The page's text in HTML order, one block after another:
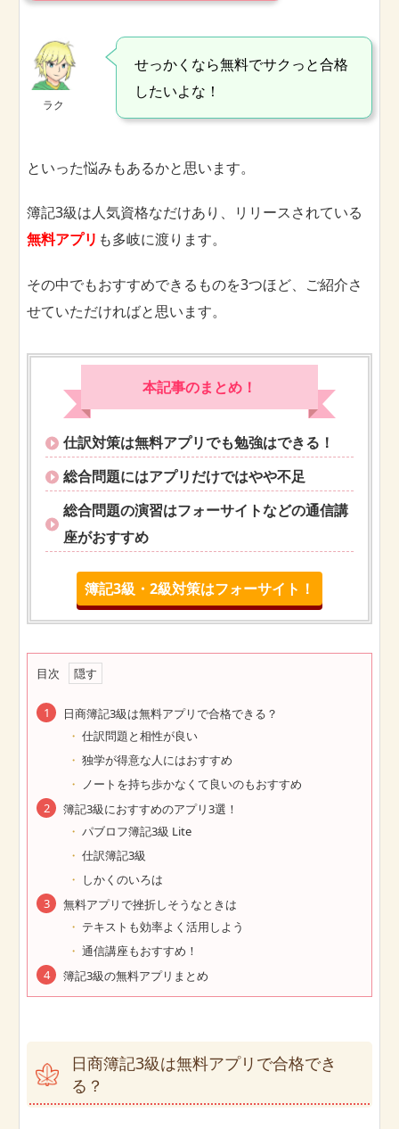
ラク
せっかくなら無料でサクっと合格
したいよな！
といった悩みもあるかと思います。
簿記3級は人気資格なだけあり、リリースされている
無料アプリ も多岐に渡ります。
その中でもおすすめできるものを3つほど、ご紹介さ
せていただければと思います。
本記事のまとめ！
仕訳対策は無料アプリでも勉強はできる！
総合問題にはアプリだけではやや不足
総合問題の演習はフォーサイトなどの通信講
座がおすすめ
簿記3級・2級対策はフォーサイト！
目次
日商簿記3級は無料アプリで合格できる？
仕訳問題と相性が良い
独学が得意な人にはおすすめ
ノートを持ち歩かなくて良いのもおすすめ
簿記3級におすすめのアプリ3選！
パブロフ簿記3級 Lite
仕訳簿記3級
しかくのいろは
無料アプリで挫折しそうなときは
テキストも効率よく活用しよう
通信講座もおすすめ！
簿記3級の無料アプリまとめ
日商簿記3級は無料アプリで合格でき
る？